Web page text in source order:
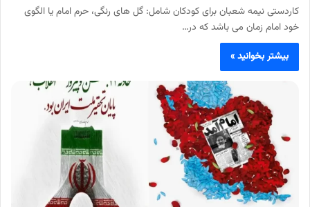
کاردستی نیمه شعبان برای کودکان شامل: گل های رنگی، حرم امام یا الگوی
خود امام زمان می باشد که در…
بیشتر بخوانید »